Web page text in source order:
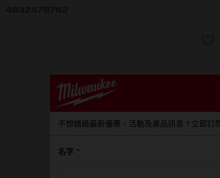
不想錯過最新優惠、活動及產品訊息？立即訂
名字 *